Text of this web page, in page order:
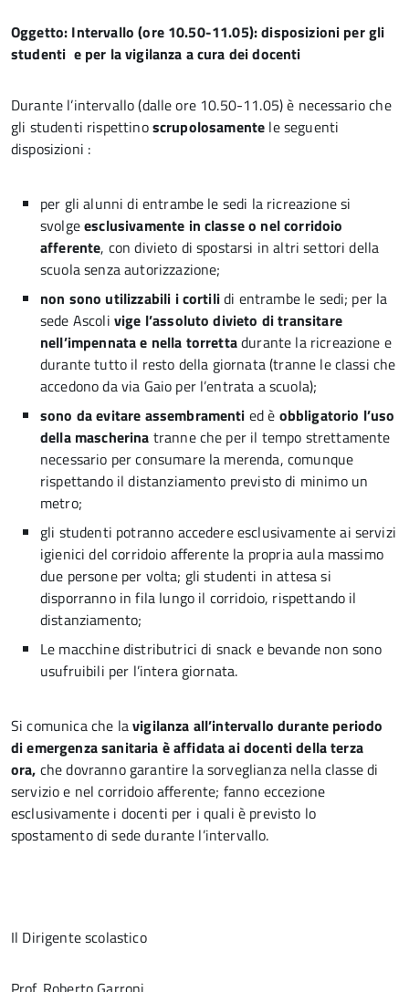
Oggetto: Intervallo (ore 10.50-11.05): disposizioni per gli
studenti e per la vigilanza a cura dei docenti
Durante l’intervallo (dalle ore 10.50-11.05) è necessario che
gli studenti rispettinoscrupolosamente le seguenti
disposizioni :
per gli alunni di entrambe le sedi la ricreazione si
svolgeesclusivamente in classe o nel corridoio
afferente, con divieto di spostarsi in altri settori della
scuola senza autorizzazione;
non sono utilizzabili i cortilidi entrambe le sedi; per la
sede Ascoli vige l’assoluto divieto di transitare
nell’impennata e nella torrettadurante la ricreazione e
durante tutto il resto della giornata (tranne le classi che
accedono da via Gaio per l’entrata a scuola);
sono da evitare assembramenti ed è obbligatorio l’uso
della mascherina tranne che per il tempo strettamente
necessario per consumare la merenda, comunque
rispettando il distanziamento previsto di minimo un
metro;
gli studenti potranno accedere esclusivamente ai servizi
igienici del corridoio afferente la propria aula massimo
due persone per volta; gli studenti in attesa si
disporranno in fila lungo il corridoio, rispettando il
distanziamento;
Le macchine distributrici di snack e bevande non sono
usufruibili per l’intera giornata.
Si comunica che lavigilanza all’intervallo durante periodo
di emergenza sanitaria è affidata ai docenti della terza
ora, che dovranno garantire la sorveglianza nella classe di
servizio e nel corridoio afferente; fanno eccezione
esclusivamente i docenti per i quali è previsto lo
spostamento di sede durante l’intervallo.
Il Dirigente scolastico